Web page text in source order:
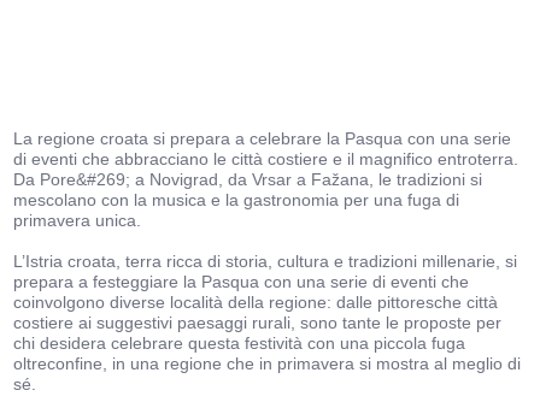
La regione croata si prepara a celebrare la Pasqua con una serie
di eventi che abbracciano le città costiere e il magnifico entroterra.
Da Pore&#269; a Novigrad, da Vrsar a Fažana, le tradizioni si
mescolano con la musica e la gastronomia per una fuga di
primavera unica.
L’Istria croata, terra ricca di storia, cultura e tradizioni millenarie, si
prepara a festeggiare la Pasqua con una serie di eventi che
coinvolgono diverse località della regione: dalle pittoresche città
costiere ai suggestivi paesaggi rurali, sono tante le proposte per
chi desidera celebrare questa festività con una piccola fuga
oltreconfine, in una regione che in primavera si mostra al meglio di
sé.